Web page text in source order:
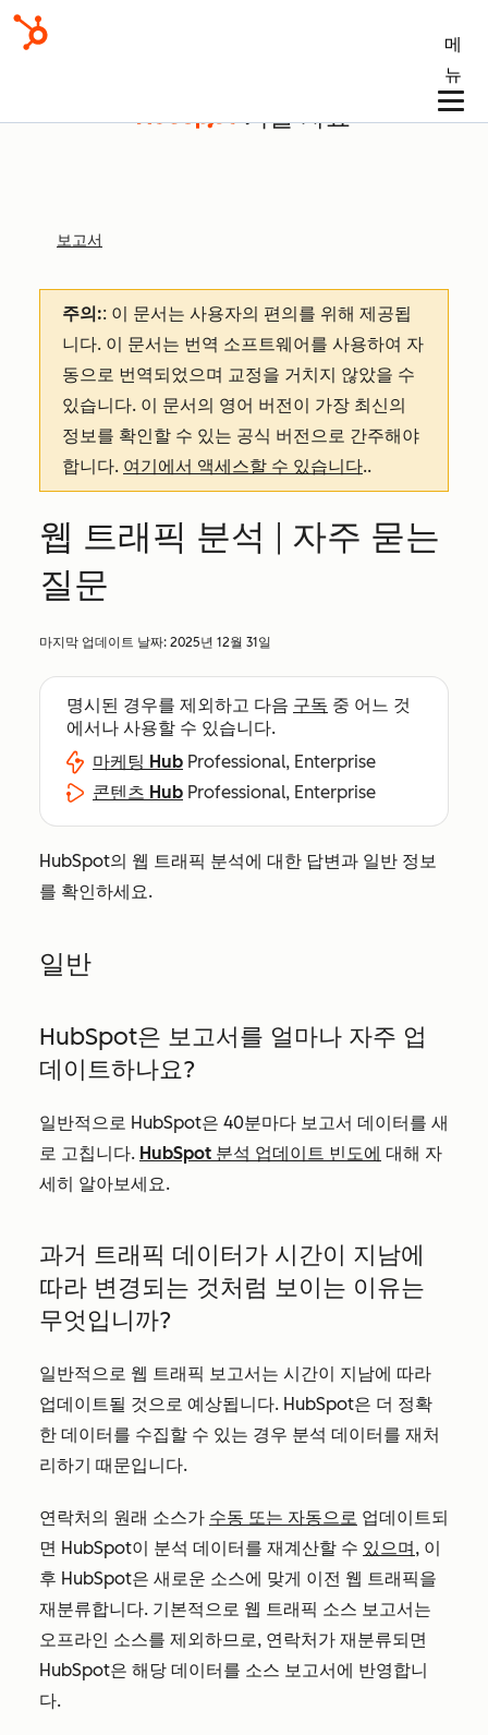
메
뉴
기술 자료
보고서
주의:: 이 문서는 사용자의 편의를 위해 제공됩
니다. 이 문서는 번역 소프트웨어를 사용하여 자
동으로 번역되었으며 교정을 거치지 않았을 수
있습니다. 이 문서의 영어 버전이 가장 최신의
정보를 확인할 수 있는 공식 버전으로 간주해야
합니다. 여기에서 액세스할 수 있습니다..
웹 트래픽 분석 | 자주 묻는
질문
마지막 업데이트 날짜: 2025년 12월 31일
명시된 경우를 제외하고 다음 구독 중 어느 것
에서나 사용할 수 있습니다.
마케팅 Hub Professional, Enterprise
콘텐츠 Hub Professional, Enterprise
HubSpot의 웹 트래픽 분석에 대한 답변과 일반 정보
를 확인하세요.
일반
HubSpot은 보고서를 얼마나 자주 업
데이트하나요?
일반적으로 HubSpot은 40분마다 보고서 데이터를 새
로 고칩니다. HubSpot 분석 업데이트 빈도에 대해 자
세히 알아보세요.
과거 트래픽 데이터가 시간이 지남에
따라 변경되는 것처럼 보이는 이유는
무엇입니까?
일반적으로 웹 트래픽 보고서는 시간이 지남에 따라
업데이트될 것으로 예상됩니다. HubSpot은 더 정확
한 데이터를 수집할 수 있는 경우 분석 데이터를 재처
리하기 때문입니다.
연락처의 원래 소스가 수동 또는 자동으로 업데이트되
면 HubSpot이 분석 데이터를 재계산할 수 있으며, 이
후 HubSpot은 새로운 소스에 맞게 이전 웹 트래픽을
재분류합니다. 기본적으로 웹 트래픽 소스 보고서는
오프라인 소스를 제외하므로, 연락처가 재분류되면
HubSpot은 해당 데이터를 소스 보고서에 반영합니
다.